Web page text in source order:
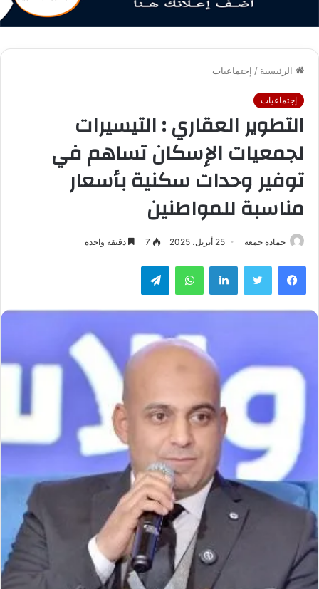
الرئيسية / إجتماعيات
إجتماعيات
التطوير العقاري : التيسيرات
لجمعيات الإسكان تساهم في
توفير وحدات سكنية بأسعار
مناسبة للمواطنين
حماده جمعه 25 أبريل، 2025 7 دقيقة واحدة
فيسبوك تويتر لينكدإن واتساب تيلقرام